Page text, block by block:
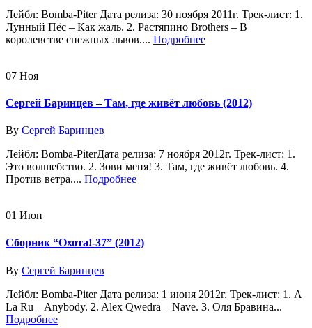
Лейбл: Bomba-Piter Дата релиза: 30 ноября 2011г. Трек-лист: 1.
Лунный Пёс – Как жаль. 2. Растяпино Brothers – В
королевстве снежных львов.... Подробнее
07 Ноя
Сергей Баринцев – Там, где живёт любовь (2012)
By Сергей Баринцев
Лейбл: Bomba-PiterДата релиза: 7 ноября 2012г. Трек-лист: 1.
Это волшебство. 2. Зови меня! 3. Там, где живёт любовь. 4.
Против ветра.... Подробнее
01 Июн
Сборник “Охота!-37” (2012)
By Сергей Баринцев
Лейбл: Bomba-Piter Дата релиза: 1 июня 2012г. Трек-лист: 1. A
La Ru – Anybody. 2. Alex Qwedra – Nave. 3. Оля Бравина...
Подробнее